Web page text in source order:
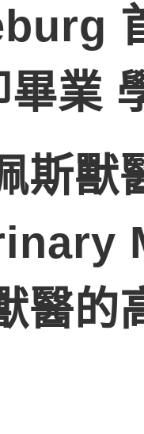
畢業
斯
醫的